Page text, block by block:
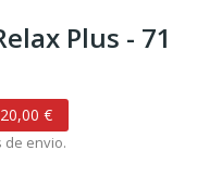
Plus - 71
€
de envio.